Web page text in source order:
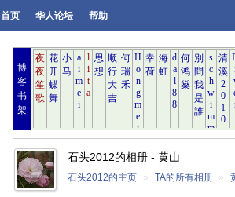
首页 华人论坛 帮助
博
客
书
架
石头2012的相册 - 黄山
石头2012的主页 » TA的所有相册 »